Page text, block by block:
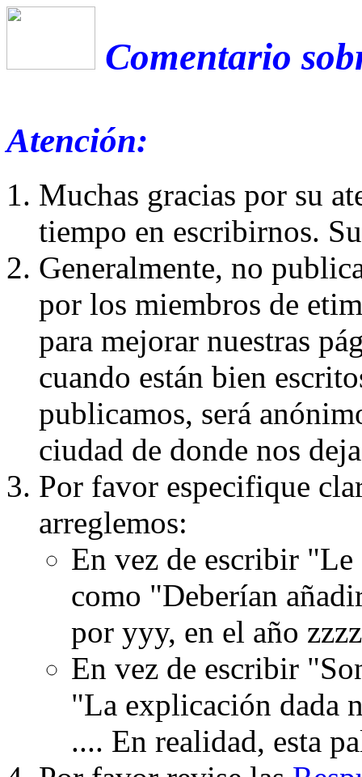
Comentario
Atención:
Muchas gracias por su
tiempo en escribirnos.
Generalmente, no
por los miembros de
para mejorar nuestras
cuando están bien
publicamos, será
ciudad de donde nos
Por favor especifique
arreglemos:
En vez de escribir
como "Deberían
por yyy, en el año
En vez de escribir
"La explicación dada
.... En realidad, esta